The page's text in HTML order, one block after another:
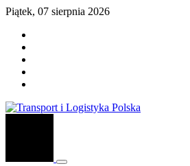
Piątek, 07 sierpnia 2026